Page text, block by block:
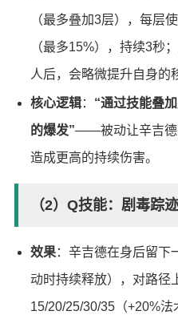
（最多叠加3层），每层
（最多15%），持续3秒
人后，会略微提升自身的
核心逻辑： “通过技能叠
的爆发”——被动让辛吉德
造成更高的持续伤害。
（2）Q技能：剧毒踪
效果：辛吉德在身后留下
动时持续释放），对路径
15/20/25/30/35（+20%